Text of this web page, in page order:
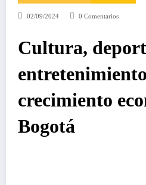
02/09/2024 0 Comentarios
Cultura,
crecimiento
Bogotá